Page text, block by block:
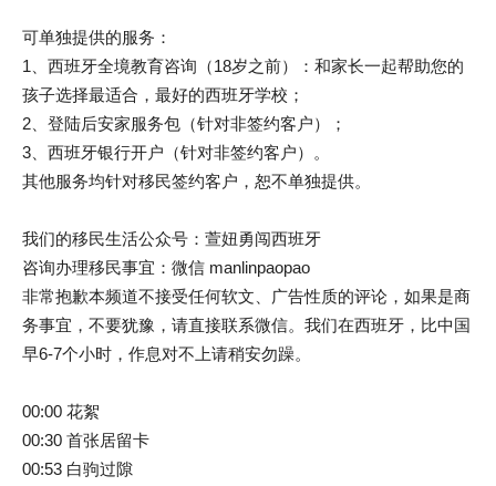
可单独提供的服务：
1、西班牙全境教育咨询（18岁之前）：和家长一起帮助您的
孩子选择最适合，最好的西班牙学校；
2、登陆后安家服务包（针对非签约客户）；
3、西班牙银行开户（针对非签约客户）。
其他服务均针对移民签约客户，恕不单独提供。
我们的移民生活公众号：萱妞勇闯西班牙
咨询办理移民事宜：微信 manlinpaopao
非常抱歉本频道不接受任何软文、广告性质的评论，如果是商
务事宜，不要犹豫，请直接联系微信。我们在西班牙，比中国
早6-7个小时，作息对不上请稍安勿躁。
00:00 花絮
00:30 首张居留卡
00:53 白驹过隙